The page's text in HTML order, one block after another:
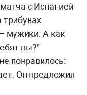
с Испанией
трибунах
мужики. А как
вы?"
понравилось:
Он предложил